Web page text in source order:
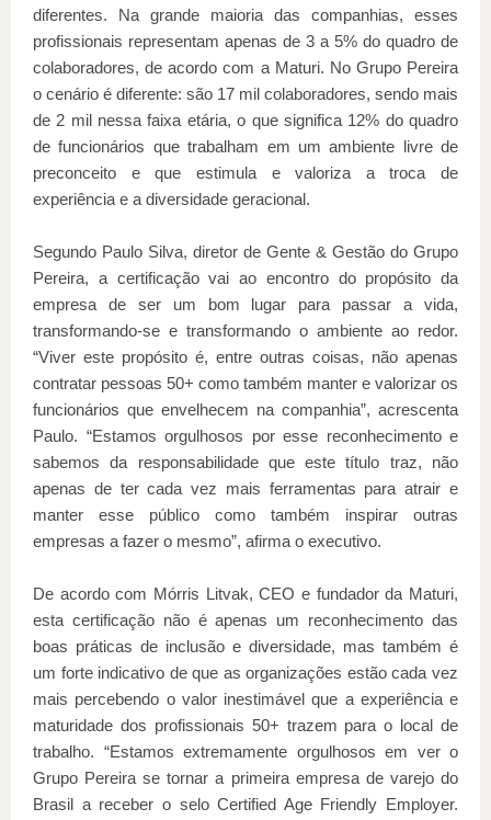
diferentes. Na grande maioria das companhias, esses
profissionais representam apenas de 3 a 5% do quadro de
colaboradores, de acordo com a Maturi. No Grupo Pereira
o cenário é diferente: são 17 mil colaboradores, sendo mais
de 2 mil nessa faixa etária, o que significa 12% do quadro
de funcionários que trabalham em um ambiente livre de
preconceito e que estimula e valoriza a troca de
experiência e a diversidade geracional.
Segundo Paulo Silva, diretor de Gente & Gestão do Grupo
Pereira, a certificação vai ao encontro do propósito da
empresa de ser um bom lugar para passar a vida,
transformando-se e transformando o ambiente ao redor.
“Viver este propósito é, entre outras coisas, não apenas
contratar pessoas 50+ como também manter e valorizar os
funcionários que envelhecem na companhia”, acrescenta
Paulo. “Estamos orgulhosos por esse reconhecimento e
sabemos da responsabilidade que este título traz, não
apenas de ter cada vez mais ferramentas para atrair e
manter esse público como também inspirar outras
empresas a fazer o mesmo”, afirma o executivo.
De acordo com Mórris Litvak, CEO e fundador da Maturi,
esta certificação não é apenas um reconhecimento das
boas práticas de inclusão e diversidade, mas também é
um forte indicativo de que as organizações estão cada vez
mais percebendo o valor inestimável que a experiência e
maturidade dos profissionais 50+ trazem para o local de
trabalho. “Estamos extremamente orgulhosos em ver o
Grupo Pereira se tornar a primeira empresa de varejo do
Brasil a receber o selo Certified Age Friendly Employer.